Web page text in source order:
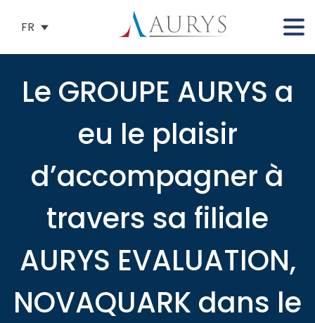
FR
Le GROUPE AURYS a
eu le plaisir
d’accompagner à
travers sa filiale
AURYS EVALUATION,
NOVAQUARK dans le